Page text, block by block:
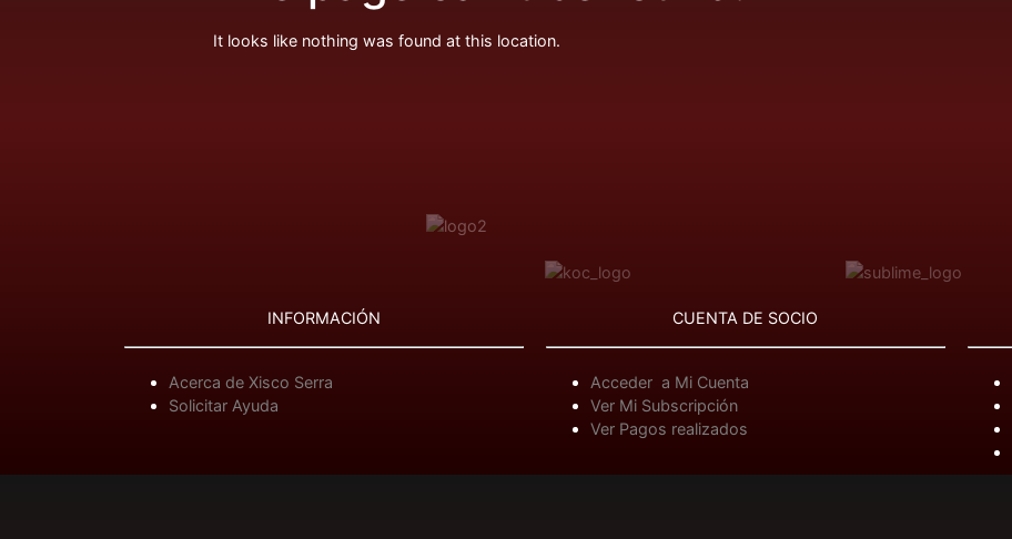
It looks like nothing was found at this location.
INFORMACIÓN
Acerca de Xisco Serra
Solicitar Ayuda
CUENTA DE SOCIO
Acceder a Mi Cuenta
Ver Mi Subscripción
Ver Pagos realizados